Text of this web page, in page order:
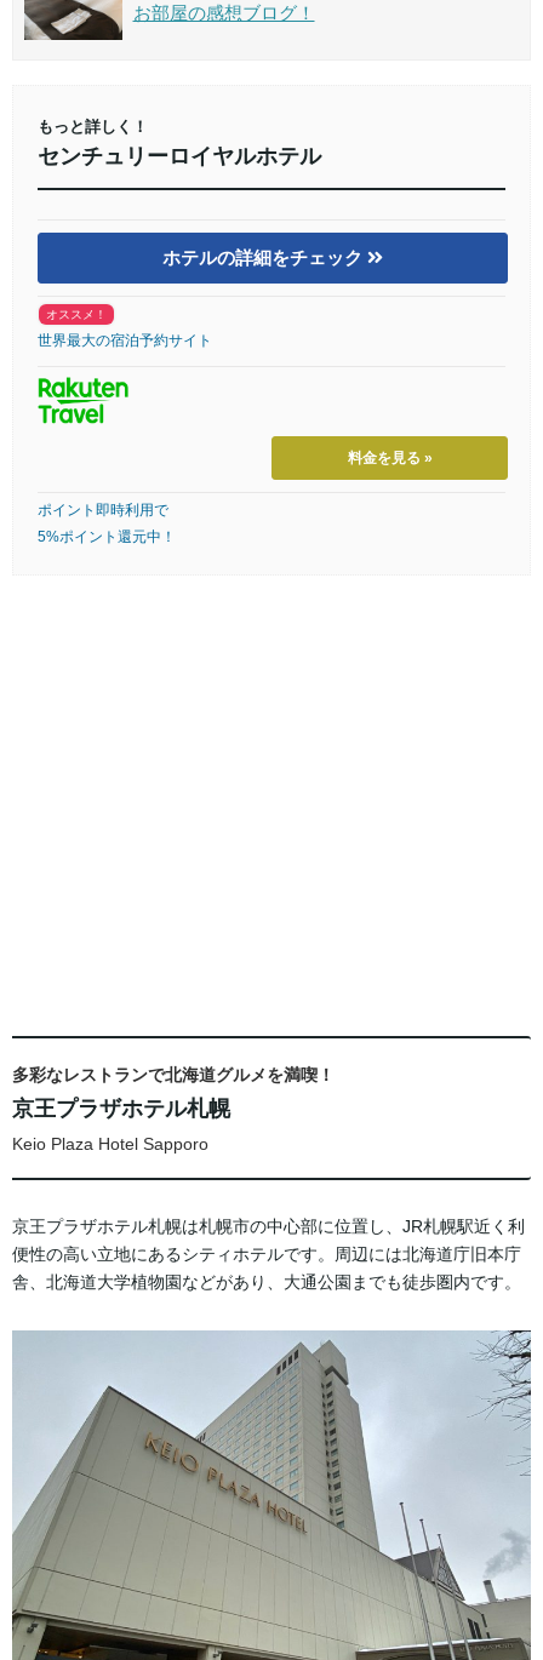
お部屋の感想ブログ！
もっと詳しく！
センチュリーロイヤルホテル
ホテルの詳細をチェック
オススメ！
世界最大の宿泊予約サイト
料金を見る »
ポイント即時利用で
5%ポイント還元中！
多彩なレストランで北海道グルメを満喫！
京王プラザホテル札幌
Keio Plaza Hotel Sapporo
京王プラザホテル札幌は札幌市の中心部に位置し、JR札幌駅近く利
便性の高い立地にあるシティホテルです。周辺には北海道庁旧本庁
舎、北海道大学植物園などがあり、大通公園までも徒歩圏内です。